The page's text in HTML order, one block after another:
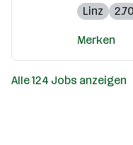
Linz
Merken
Alle 124 Jobs anzeigen